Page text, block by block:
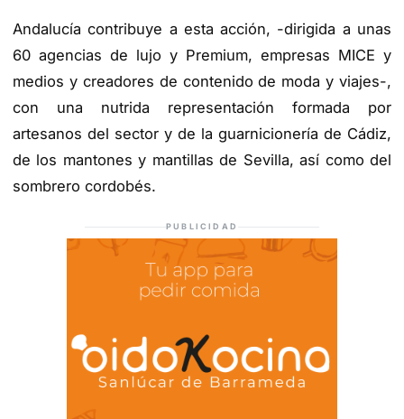
Andalucía contribuye a esta acción, -dirigida a unas
60 agencias de lujo y Premium, empresas MICE y
medios y creadores de contenido de moda y viajes-,
con una nutrida representación formada por
artesanos del sector y de la guarnicionería de Cádiz,
de los mantones y mantillas de Sevilla, así como del
sombrero cordobés.
PUBLICIDAD